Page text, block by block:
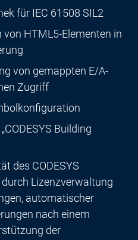
für IEC 61508 SIL2
HTML5-Elementen in
von gemappten E/A-
Zugriff
Building
des CODESYS
Lizenzverwaltung
automatischer
nach einem
der